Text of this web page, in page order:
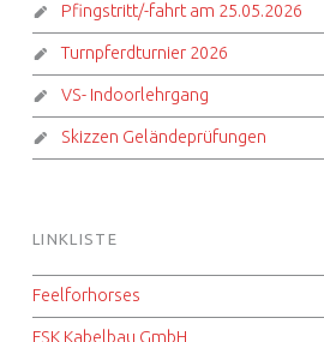
Pfingstritt/-fahrt am 25.05.2026
Turnpferdturnier 2026
VS- Indoorlehrgang
Skizzen Geländeprüfungen
LINKLISTE
Feelforhorses
FSK Kabelbau GmbH